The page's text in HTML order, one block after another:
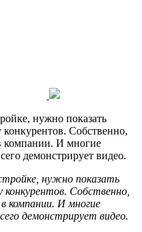
нужно показать
Собственно,
компании. И многие
демонстрирует видео.
нужно показать
Собственно,
компании. И многие
демонстрирует видео.